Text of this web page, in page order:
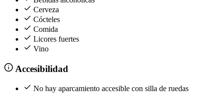
Cerveza
Cócteles
Comida
Licores fuertes
Vino
Accesibilidad
No hay aparcamiento accesible con silla de ruedas